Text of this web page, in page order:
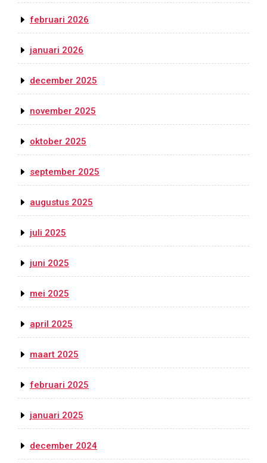
februari 2026
januari 2026
december 2025
november 2025
oktober 2025
september 2025
augustus 2025
juli 2025
juni 2025
mei 2025
april 2025
maart 2025
februari 2025
januari 2025
december 2024